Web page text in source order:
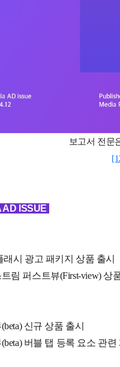
보고서 전문
AD ISSUE
래시 광고 패키지 상품 출시
림 퍼스트뷰(First-view) 상
신규 상품 출시
버블 탭 등록 요소 관련